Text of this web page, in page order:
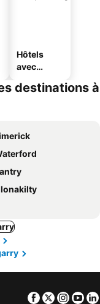
Hôtels
avec
destinations à
Facebook
Twitter